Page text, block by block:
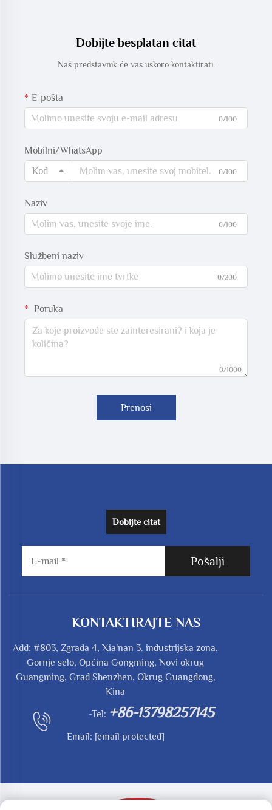
Dobijte besplatan citat
Naš predstavnik će vas uskoro kontaktirati.
E-pošta
0/100
Mobilni/WhatsApp
Kod
0/100
Naziv
0/100
Službeni naziv
0/200
Poruka
0/1000
Prenosi
Dobijte citat
Pošalji
KONTAKTIRAJTE NAS
Add: #803, Zgrada 4, Xia'nan 3. industrijska zona,
Gornje selo, Općina Gongming, Novi okrug
Guangming, Grad Shenzhen, Okrug Guangdong,
Kina
-Tel: +86-13798257145
Email: [email protected]